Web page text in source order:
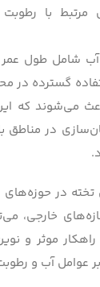
مرتبط با
شامل طول عمر
گسترده در
می‌شوند که
در مناطق
تخته در
خارجی،
موثر و
عوامل آب و